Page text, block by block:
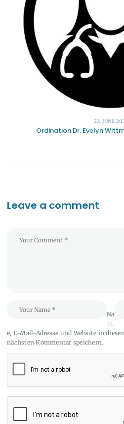
22. JUNE
Ordination Dr. Evelyn
Leave a comment
Na
m
e, E-Mail-Adresse und Website in
nächsten Kommentar speichern.